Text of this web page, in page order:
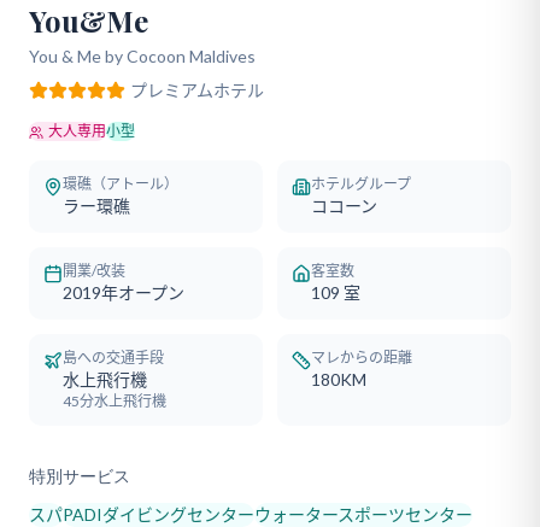
You&Me
You & Me by Cocoon Maldives
プレミアムホテル
大人専用小型
環礁（アトール）
ラー環礁
ホテルグループ
ココーン
開業/改装
2019年オープン
客室数
109 室
島への交通手段
水上飛行機
45分水上飛行機
マレからの距離
180KM
特別サービス
スパPADIダイビングセンターウォータースポーツセンター